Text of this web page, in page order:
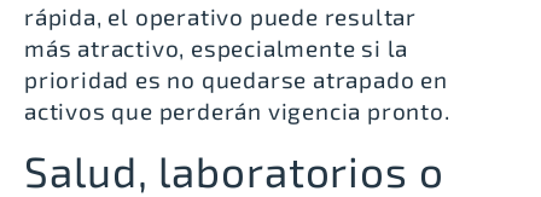
rápida, el operativo puede resultar
más atractivo, especialmente si la
prioridad es no quedarse atrapado en
activos que perderán vigencia pronto.
Salud, laboratorios o